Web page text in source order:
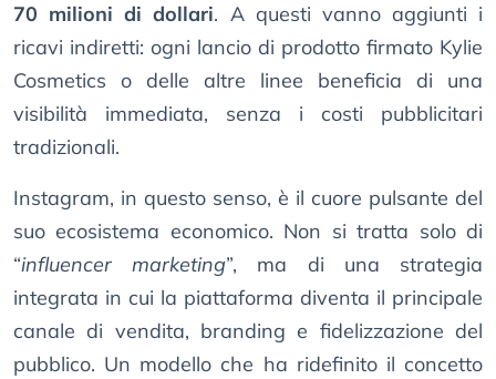
70 milioni di dollari. A questi vanno aggiunti i
ricavi indiretti: ogni lancio di prodotto firmato Kylie
Cosmetics o delle altre linee beneficia di una
visibilità immediata, senza i costi pubblicitari
tradizionali.
Instagram, in questo senso, è il cuore pulsante del
suo ecosistema economico. Non si tratta solo di
“influencer marketing”, ma di una strategia
integrata in cui la piattaforma diventa il principale
canale di vendita, branding e fidelizzazione del
pubblico. Un modello che ha ridefinito il concetto